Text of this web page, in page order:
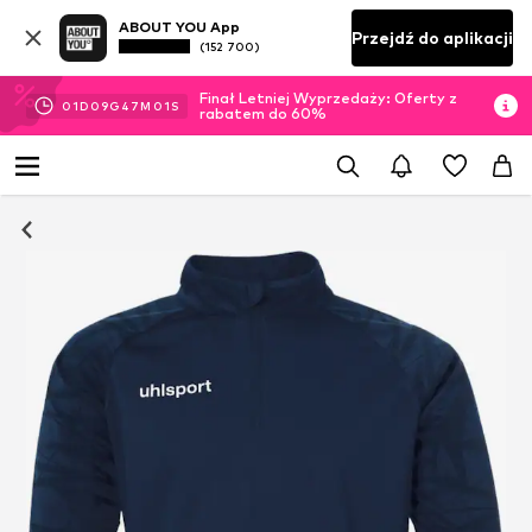
ABOUT YOU App
(152 700) Przejdź do aplikacji
01D 09G 47M 01 S
Finał Letniej Wyprzedaży: Oferty z
rabatem do 60%